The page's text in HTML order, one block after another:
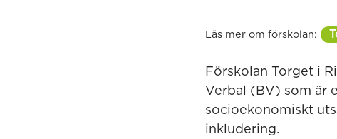
Läs mer om förskolan:
Förskolan Torget i
Verbal (BV) som är
socioekonomiskt
inkludering.